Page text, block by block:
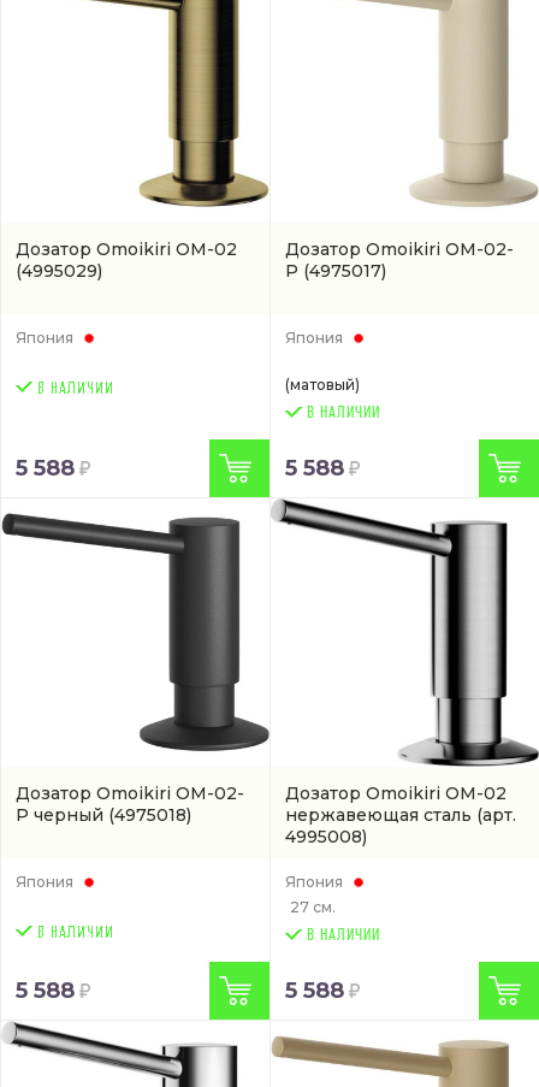
Дозатор Omoikiri OM-02
(4995029)
Япония
5 588
Дозатор Omoikiri ОМ-02-
P (4975017)
Япония
(матовый)
В НАЛИЧИИ
5 588
Дозатор Omoikiri ОМ-02-
P черный (4975018)
Япония
5 588
Дозатор Omoikiri OM-02
нержавеющая сталь (арт.
4995008)
Япония
27 см.
В НАЛИЧИИ
5 588